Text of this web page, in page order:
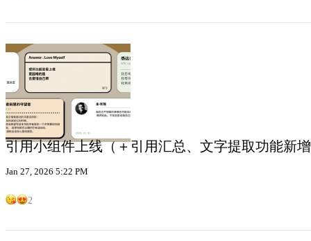
引用小组件上线（＋引用汇总、文字提取功能新
Jan 27, 2026 5:22 PM
2